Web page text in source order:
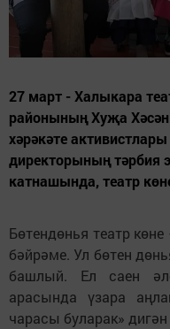
27 март - Халыкара
районының Хуҗа
хәрәкәте
директорының тәрбия
катнашында, театр
Бөтендөнья театр
бәйрәме. Ул бөтен
башлый. Ел саен
арасында үзара
чарасы буларак»